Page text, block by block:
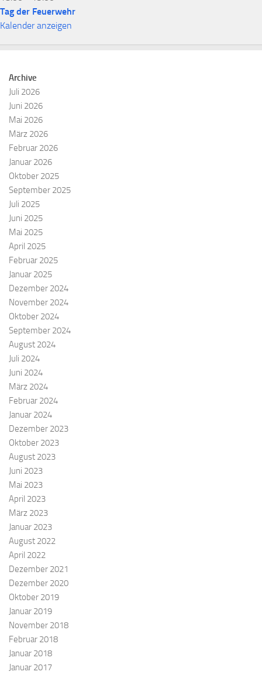
Tag der Feuerwehr
Kalender anzeigen
Archive
Juli 2026
Juni 2026
Mai 2026
März 2026
Februar 2026
Januar 2026
Oktober 2025
September 2025
Juli 2025
Juni 2025
Mai 2025
April 2025
Februar 2025
Januar 2025
Dezember 2024
November 2024
Oktober 2024
September 2024
August 2024
Juli 2024
Juni 2024
März 2024
Februar 2024
Januar 2024
Dezember 2023
Oktober 2023
August 2023
Juni 2023
Mai 2023
April 2023
März 2023
Januar 2023
August 2022
April 2022
Dezember 2021
Dezember 2020
Oktober 2019
Januar 2019
November 2018
Februar 2018
Januar 2018
Januar 2017